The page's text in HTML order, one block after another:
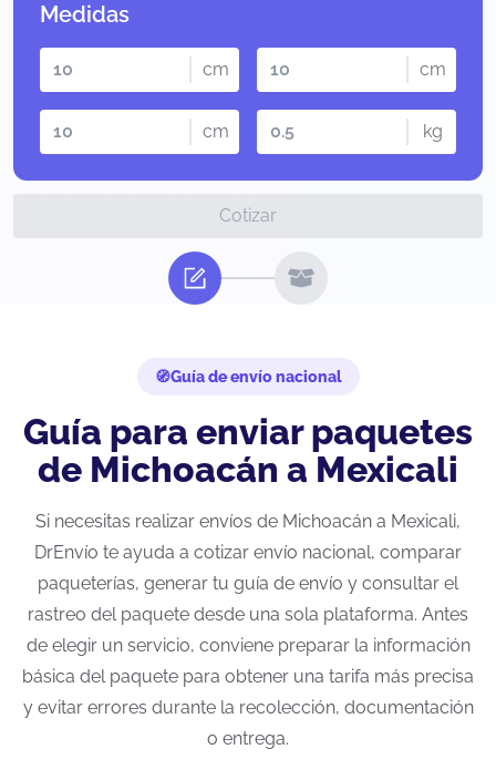
Medidas
cm cm
cm kg
Cotizar
Guía de envío nacional
Guía para enviar paquetes
de Michoacán a Mexicali
Si necesitas realizar envíos de Michoacán a Mexicali,
DrEnvío te ayuda a cotizar envío nacional, comparar
paqueterías, generar tu guía de envío y consultar el
rastreo del paquete desde una sola plataforma. Antes
de elegir un servicio, conviene preparar la información
básica del paquete para obtener una tarifa más precisa
y evitar errores durante la recolección, documentación
o entrega.